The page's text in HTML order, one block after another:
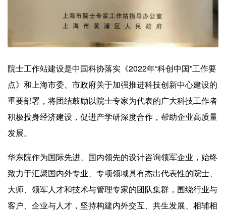
院士工作站建设是中国科协落实《2022年“科创中国”工作要
点》和上海市委、市政府关于加强推进科技创新中心建设的
重要部署，将团结鼓励以院士专家为代表的广大科技工作者
积极投身经济建设，促进产学研深度合作，帮助企业高质量
发展。
华东院作为国际先进、国内领先的设计咨询领军企业，始终
致力于汇聚国内外专业、专项领域具有杰出代表性的院士、
大师、领军人才和技术与管理专家的团队集群，围绕行业与
客户、企业与人才，坚持构建内外交互、共生发展、相辅相